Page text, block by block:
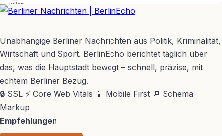
Julian
Möhring
Unabhängige Berliner Nachrichten aus Politik, Kriminalität,
Wirtschaft und Sport. BerlinEcho berichtet täglich über
das, was die Hauptstadt bewegt – schnell, präzise, mit
echtem Berliner Bezug.
🔒 SSL ⚡ Core Web Vitals 📱 Mobile First 🔎 Schema
Markup
Empfehlungen